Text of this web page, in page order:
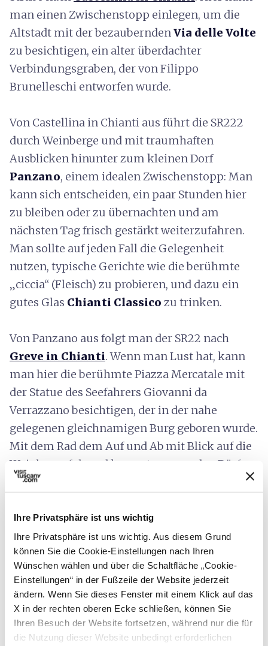
Ihre Privatsphäre ist uns wichtig
Ihre Privatsphäre ist uns wichtig. Aus diesem Grund
können Sie die Cookie-Einstellungen nach Ihren
Wünschen wählen und über die Schaltfläche „Cookie-
Einstellungen“ in der Fußzeile der Website jederzeit
ändern. Wenn Sie dieses Fenster mit einem Klick auf das
X in der rechten oberen Ecke schließen, können Sie
Ihren Besuch der Website fortsetzen, während nur die für
die Nutzung dieser Website unbedingt erforderlichen
man einen Zwischenstopp einlegen, um die
Altstadt mit der bezauberndenVia delle Volte
zu besichtigen, ein alter überdachter
Verbindungsgraben, der von Filippo
Brunelleschi entworfen wurde.
Von Castellina in Chianti aus führt die SR222
durch Weinberge und mit traumhaften
Ausblicken hinunter zum kleinen Dorf
Panzano, einem idealen Zwischenstopp: Man
kann sich entscheiden, ein paar Stunden hier
zu bleiben oder zu übernachten und am
nächsten Tag frisch gestärkt weiterzufahren.
Man sollte auf jeden Fall die Gelegenheit
nutzen, typische Gerichte wie die berühmte
„ciccia“ (Fleisch) zu probieren, und dazu ein
gutes Glas Chianti Classico zu trinken.
Von Panzano aus folgt man der SR22 nach
Greve in Chianti. Wenn man Lust hat, kann
man hier die berühmte Piazza Mercatale mit
der Statue des Seefahrers Giovanni da
Verrazzano besichtigen, der in der nahe
gelegenen gleichnamigen Burg geboren wurde.
Mit dem Rad dem Auf und Ab mit Blick auf die
Weinberge folgend kommt man zu den Dörfern
Chiocchio, Strada in Chianti und Santa Cristina.
Nachdem die Gemeinde Impruneta durchquert
wurde, stößt man auf Chiesanova, das für seine
köstliche Schiacciata (Fladenbrot) berühmt
ist, und danach auf Cerbaia, von wo aus die
letzten vier anspruchsvollen Kilometer
bergauf beginnen, die nach San Casciano Val di